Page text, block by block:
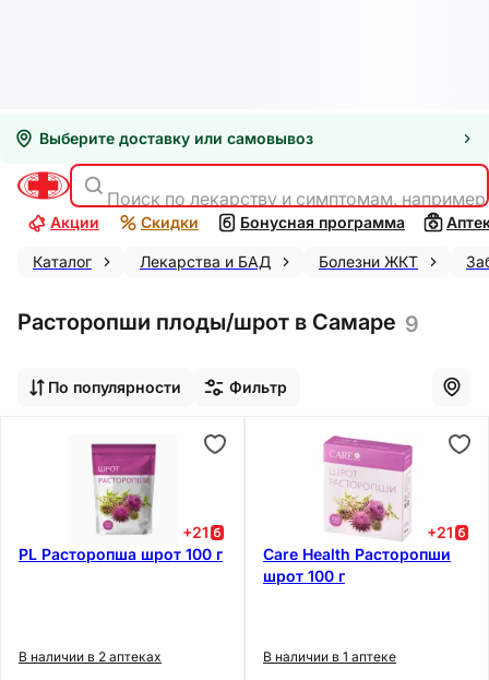
Выберите доставку или самовывоз
Поиск по лекарству и симптомам,
Акции Скидки Бонусная программа
Каталог Лекарства и БАД Болезни ЖКТ
Расторопши плоды/шрот в Самаре 9
По популярности Фильтр
+21
PL Расторопша шрот 100 г
В наличии в 2 аптеках
+21
Care Health Расторопши
шрот 100 г
В наличии в 1 аптеке